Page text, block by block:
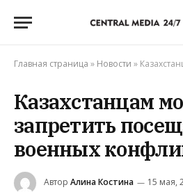
Главная страница » Новости » Казахстанцам
Казахстанцам
запретить
военных
Автор Алина Костина 15 мая,